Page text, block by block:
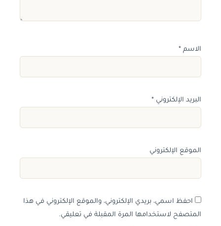
الاسم *
البريد الإلكتروني *
الموقع الإلكتروني
احفظ اسمي، بريدي الإلكتروني، والموقع الإلكتروني في هذا
المتصفح لاستخدامها المرة المقبلة في تعليقي.